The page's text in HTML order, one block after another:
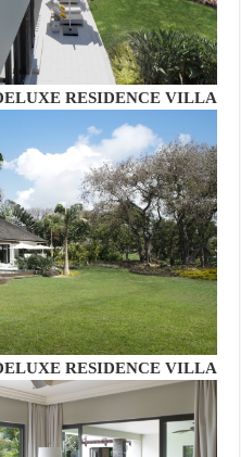
RESIDENCE VILLA
RESIDENCE VILLA